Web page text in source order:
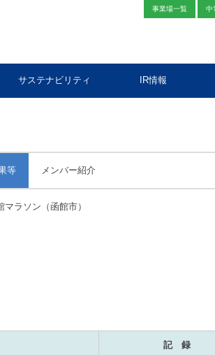
サステナビリティ IR情報
事業場一覧 中
等 メンバー紹介
マラソン（函館市）
記 録